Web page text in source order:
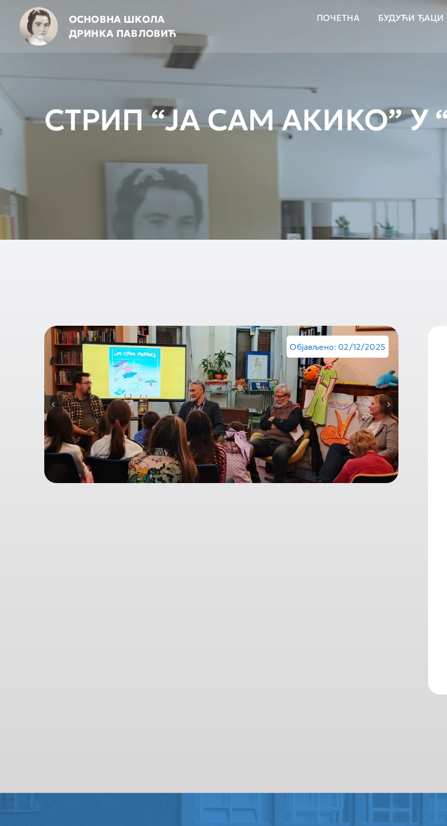
content
ОСНОВНА ШКОЛА
ДРИНКА ПАВЛОВИЋ
ПОЧЕТНА БУДУЋИ ЂАЦИ
СТРИП “ЈА САМ АКИКО” У
Објављено: 02/12/2025